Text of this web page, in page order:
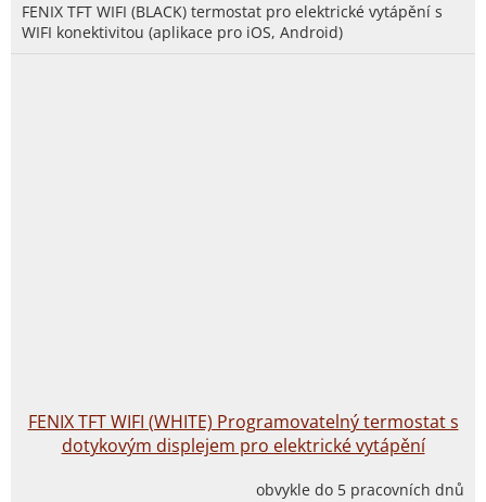
FENIX TFT WIFI (BLACK) termostat pro elektrické vytápění s
WIFI konektivitou (aplikace pro iOS, Android)
FENIX TFT WIFI (WHITE) Programovatelný termostat s
dotykovým displejem pro elektrické vytápění
obvykle do 5 pracovních dnů